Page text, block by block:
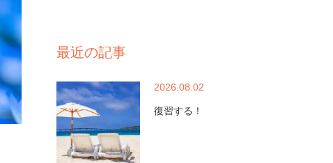
最近の記事
2026.08.02
復習する！